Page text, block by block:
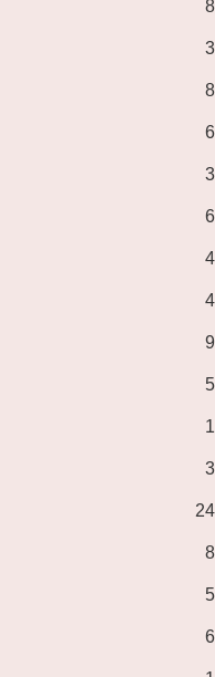
8
3
8
6
3
6
4
4
9
5
1
3
24
8
5
6